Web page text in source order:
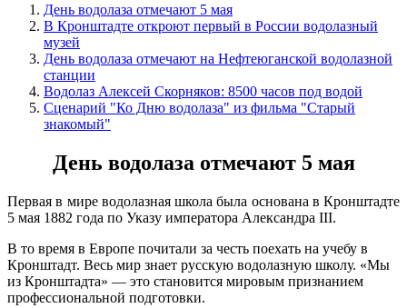
День водолаза отмечают 5 мая
В Кронштадте откроют первый в России водолазный
музей
День водолаза отмечают на Нефтеюганской водолазной
станции
Водолаз Алексей Скорняков: 8500 часов под водой
Cценарий "Ко Дню водолаза" из фильма "Старый
знакомый"
День водолаза отмечают 5 мая
Первая в миреводолазная школа была основана в Кронштадте
5 мая 1882 года по Указу императора Александра III.
В то время в Европе почитали за честь поехать на учебу в
Кронштадт. Весь мир знает русскую водолазную школу. «Мы
из Кронштадта» — это становится мировым признанием
профессиональной подготовки.